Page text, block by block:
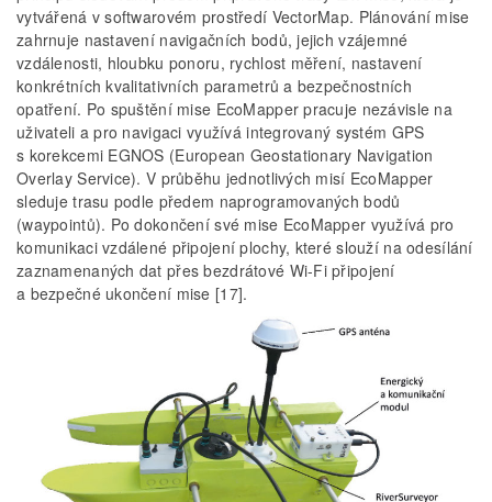
vytvářená v softwarovém prostředí VectorMap. Plánování mise
zahrnuje nastavení navigačních bodů, jejich vzájemné
vzdálenosti, hloubku ponoru, rychlost měření, nastavení
konkrétních kvalitativních parametrů a bezpečnostních
opatření. Po spuštění mise EcoMapper pracuje nezávisle na
uživateli a pro navigaci využívá integrovaný systém GPS
s korekcemi EGNOS (European Geostationary Navigation
Overlay Service). V průběhu jednotlivých misí EcoMapper
sleduje trasu podle předem naprogramovaných bodů
(waypointů). Po dokončení své mise EcoMapper využívá pro
komunikaci vzdálené připojení plochy, které slouží na odesílání
zaznamenaných dat přes bezdrátové Wi-Fi připojení
a bezpečné ukončení mise [17].